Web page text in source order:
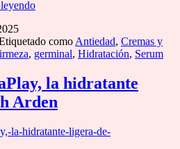
Germinal
Radiance
Exaltado
Lifting
Serum
como Antiedad, Cremas y
, germinal, Hidratación, Serum
la hidratante
Arden